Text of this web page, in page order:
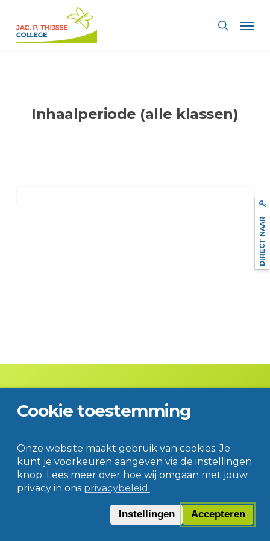
main
search
Inhaalperiode (alle klassen)
© Jac. P. Thijsse College
DIRECT NAAR
Cookie toestemming
Onze website maakt gebruik van cookies. Je
kunt je voorkeuren aangeven via de instellingen
knop. Lees meer over hoe wij omgaan met jouw
privacy in ons privacybeleid.
Instellingen Accepteren